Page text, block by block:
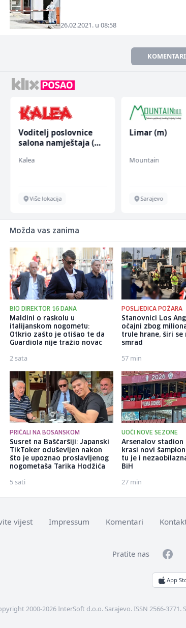
26.02.2021. u 08:58
Voditelj poslovnice
salona namještaja (m/
Kalea
Više lokacija
Limar (m)
Mountain
Sarajevo
Možda vas zanima
BIO DIREKTOR 16 DANA
Maldini o raskolu u
italijanskom nogometu:
Otkrio zašto je otišao te da
Guardiola nije tražio novac
2 sata
POSLJEDICA POŽARA
Stanovnici Los
očajni zbog
trule hrane, širi se
smrad
57 min
PRIČALI NA BOSANSKOM
Susret na Baščaršiji: Japanski
TikToker oduševljen nakon
što je upoznao proslavljenog
nogometaša Tarika Hodžića
5 sati
UOČI NOVE SEZONE
Arsenalov stadion
krasi novi
tu je i
BiH
27 min
vijest Impressum Komentari
Pratite nas
App
2000-2026 InterSoft d.o.o. Sarajevo. ISSN 2566-